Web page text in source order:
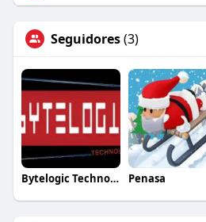
Seguidores(3)
Bytelogic Technologies Penasa